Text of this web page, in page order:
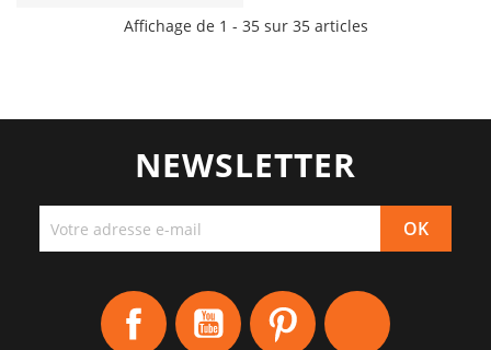
Affichage de 1 - 35 sur 35 articles
NEWSLETTER
Facebook YouTube Pinterest